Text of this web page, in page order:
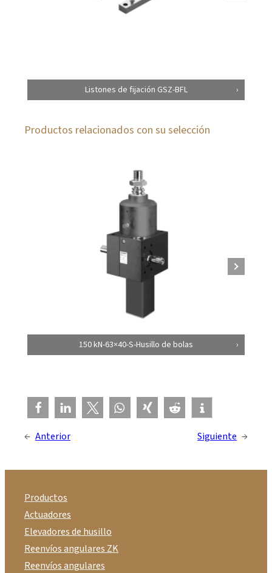
Listones de fijación GSZ-BFL
Productos relacionados con su selección
150 kN-63×40-S-Husillo de bolas
← Anterior Siguiente →
Productos
Actuadores
Elevadores de husillo
Reenvíos angulares ZK
Reenvíos angulares